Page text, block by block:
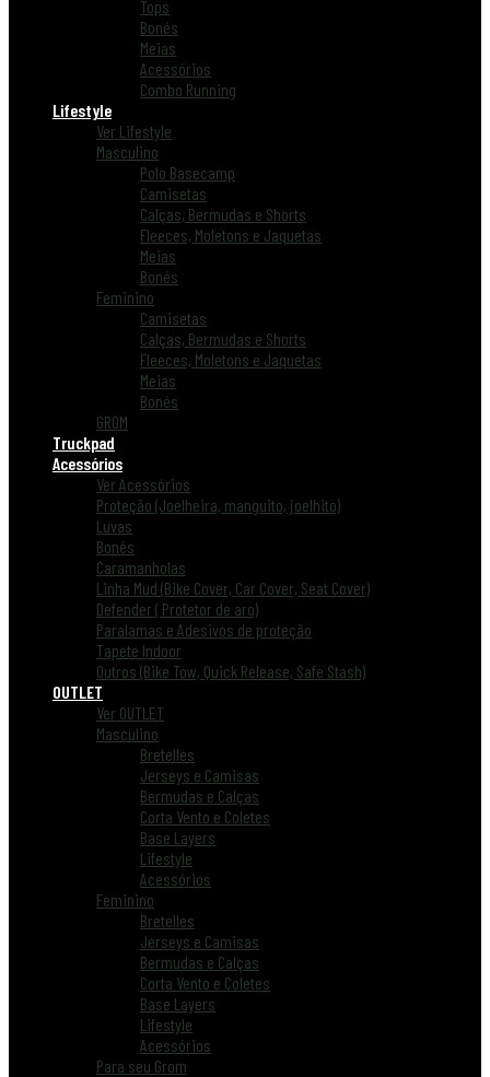
Tops
Bonés
Meias
Acessórios
Combo Running
Lifestyle
Ver Lifestyle
Masculino
Polo Basecamp
Camisetas
Calças, Bermudas e Shorts
Fleeces, Moletons e Jaquetas
Meias
Bonés
Feminino
Camisetas
Calças, Bermudas e Shorts
Fleeces, Moletons e Jaquetas
Meias
Bonés
GROM
Truckpad
Acessórios
Ver Acessórios
Proteção (Joelheira, manguito, joelhito)
Luvas
Bonés
Caramanholas
Linha Mud (Bike Cover, Car Cover, Seat Cover)
Defender ( Protetor de aro)
Paralamas e Adesivos de proteção
Tapete Indoor
Outros (Bike Tow, Quick Release, Safe Stash)
OUTLET
Ver OUTLET
Masculino
Bretelles
Jerseys e Camisas
Bermudas e Calças
Corta Vento e Coletes
Base Layers
Lifestyle
Acessórios
Feminino
Bretelles
Jerseys e Camisas
Bermudas e Calças
Corta Vento e Coletes
Base Layers
Lifestyle
Acessórios
Para seu Grom